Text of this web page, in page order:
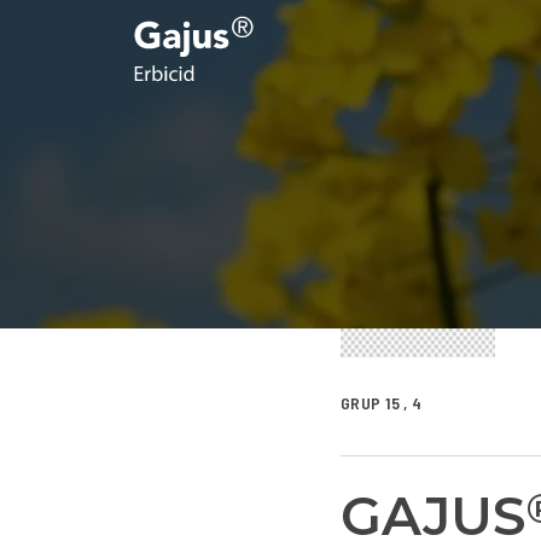
GRUP 15 , 4
GAJUS